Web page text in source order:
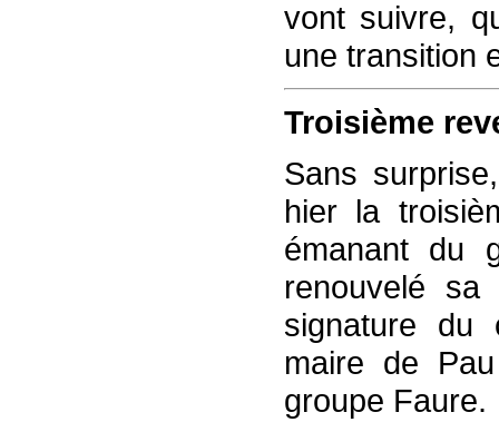
vont suivre,
une transition
Troisième
Sans
hier la
émanant du
renouvelé
signature du
maire de
groupe Faure.